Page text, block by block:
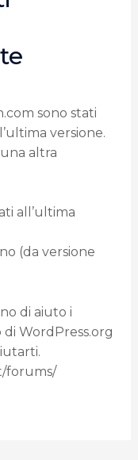
sono stati
versione.
altra
all’ultima
(da versione
di aiuto i
WordPress.org
forums/